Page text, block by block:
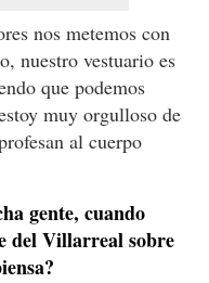
nos metemos con
nuestro vestuario es
que podemos
muy orgulloso de
al cuerpo
gente, cuando
del Villarreal sobre